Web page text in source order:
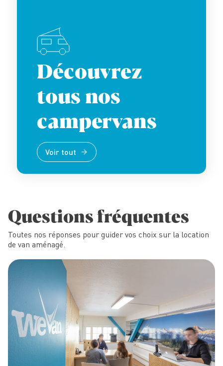
Découvrez
tous nos
campervans
Voir tout
Questions fréquentes
Toutes nos réponses pour guider vos choix sur la location
de van aménagé.